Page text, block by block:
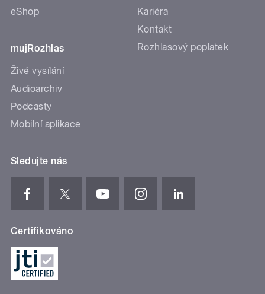
eShop
mujRozhlas
Živé vysílání
Audioarchiv
Podcasty
Mobilní aplikace
Kariéra
Kontakt
Rozhlasový poplatek
Sledujte nás
Certifikováno